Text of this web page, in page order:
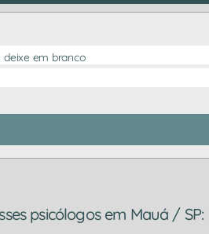
deixe em branco
psicólogos em Mauá / SP: